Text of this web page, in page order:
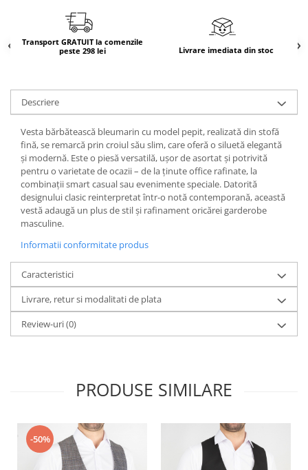
Transport GRATUIT la comenzile
peste 298 lei
Livrare imediata din stoc
Descriere
Vesta bărbătească bleumarin cu model pepit, realizată din stofă
fină, se remarcă prin croiul său slim, care oferă o siluetă elegantă
și modernă. Este o piesă versatilă, ușor de asortat și potrivită
pentru o varietate de ocazii – de la ținute office rafinate, la
combinații smart casual sau evenimente speciale. Datorită
designului clasic reinterpretat într-o notă contemporană, această
vestă adaugă un plus de stil și rafinament oricărei garderobe
masculine.
Informatii conformitate produs
Caracteristici
Livrare, retur si modalitati de plata
Review-uri(0)
PRODUSE SIMILARE
-50%